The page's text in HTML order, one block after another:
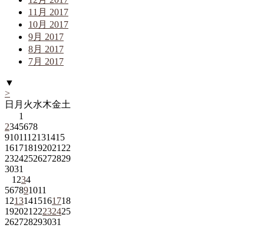
11月 2017
10月 2017
9月 2017
8月 2017
7月 2017
▼
>
日 月 火水木金土
1
2345678
9101112131415
161718192021 22
23242526272829
3031
1 234
567891011
12131415161718
192021 22232425
262728293031